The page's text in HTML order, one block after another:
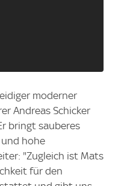
moderner
Andreas Schicker
bringt sauberes
und hohe
"Zugleich ist Mats
für den